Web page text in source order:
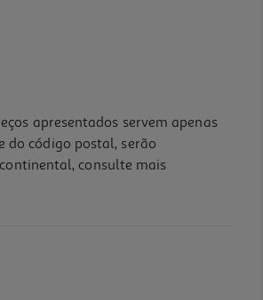
apresentados servem apenas
do código postal, serão
consulte mais